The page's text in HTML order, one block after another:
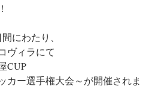
にわたり、
ヴィラにて
CUP
カー選手権大会～が開催されま